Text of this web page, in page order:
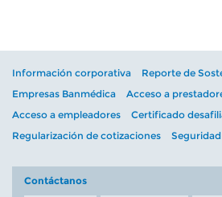
Información corporativa
Reporte de
Empresas Banmédica
Acceso a
Acceso a empleadores
Certificado
Regularización de cotizaciones
Contáctanos